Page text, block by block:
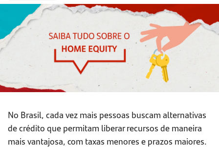
No Brasil, cada vez mais pessoas buscam alternativas
de crédito que permitam liberar recursos de maneira
mais vantajosa, com taxas menores e prazos maiores.